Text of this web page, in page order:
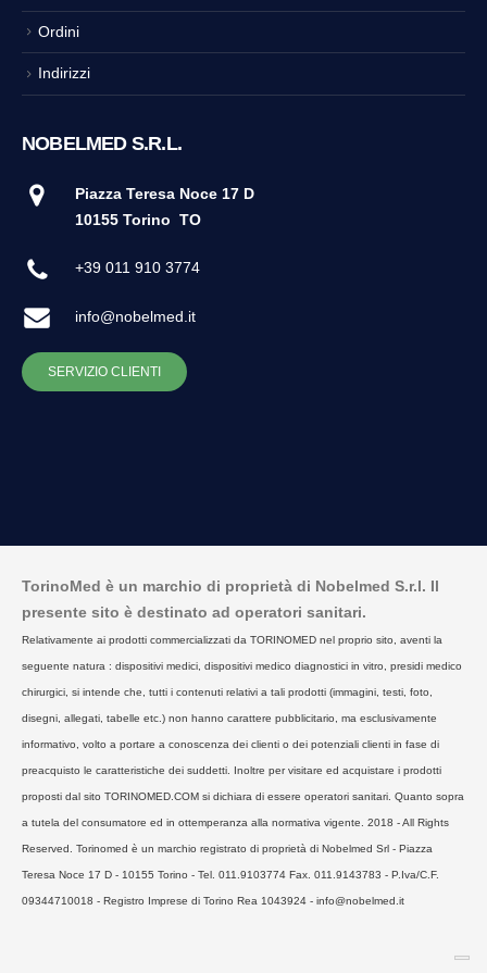
Ordini
Indirizzi
NOBELMED S.R.L.
Piazza Teresa Noce 17 D
10155 Torino TO
+39 011 910 3774
info@nobelmed.it
SERVIZIO CLIENTI
TorinoMed è un marchio di proprietà di Nobelmed S.r.l. Il
presente sito è destinato ad operatori sanitari.
Relativamente ai prodotti commercializzati da TORINOMED nel proprio sito, aventi la
seguente natura : dispositivi medici, dispositivi medico diagnostici in vitro, presidi medico
chirurgici, si intende che, tutti i contenuti relativi a tali prodotti (immagini, testi, foto,
disegni, allegati, tabelle etc.) non hanno carattere pubblicitario, ma esclusivamente
informativo, volto a portare a conoscenza dei clienti o dei potenziali clienti in fase di
preacquisto le caratteristiche dei suddetti. Inoltre per visitare ed acquistare i prodotti
proposti dal sito TORINOMED.COM si dichiara di essere operatori sanitari. Quanto sopra
a tutela del consumatore ed in ottemperanza alla normativa vigente. 2018 - All Rights
Reserved. Torinomed è un marchio registrato di proprietà di Nobelmed Srl - Piazza
Teresa Noce 17 D - 10155 Torino - Tel. 011.9103774 Fax. 011.9143783 - P.Iva/C.F.
09344710018 - Registro Imprese di Torino Rea 1043924 - info@nobelmed.it